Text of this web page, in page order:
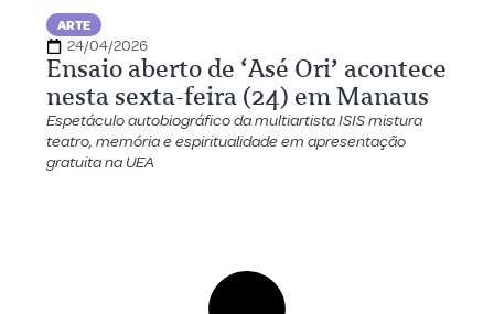
ARTE
24/04/2026
Ensaio aberto de ‘Asé Ori’ acontece
nesta sexta-feira (24) em Manaus
Espetáculo autobiográfico da multiartista ISIS mistura
teatro, memória e espiritualidade em apresentação
gratuita na UEA